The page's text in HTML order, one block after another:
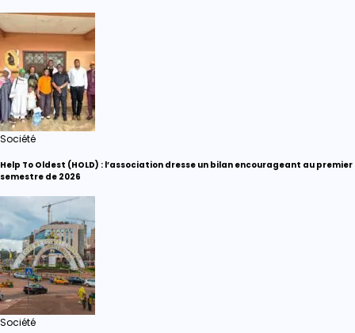
Société
Help To Oldest (HOLD) : l’association dresse un bilan encourageant au premier
semestre de 2026
Société